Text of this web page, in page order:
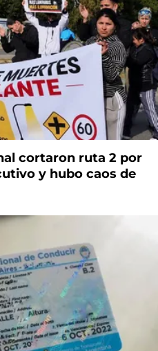
cortaron ruta 2 por
y hubo caos de